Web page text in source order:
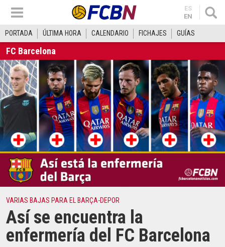
ES
EN
PORTADA ÚLTIMA HORA CALENDARIO FICHAJES GUÍAS
FC Barcelona
VARIAS BAJAS PARA EL BARÇA-DEPOR
Así se encuentra la
enfermería del FC Barcelona